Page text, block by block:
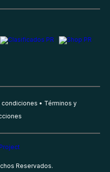
condiciones
Términos y
Reservados.